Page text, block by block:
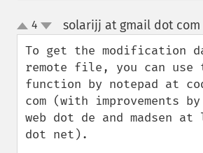
up
down
4 solarijj at gmail dot com
To get the modification
remote file, you can use
function by notepad at
com (with improvements
web dot de and madsen
dot net).